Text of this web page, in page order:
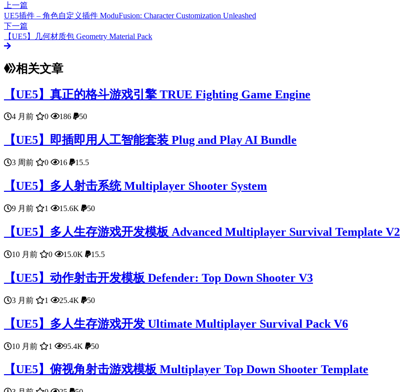
上一篇
UE5插件 – 角色自定义插件 ModuFusion: Character Customization Unleashed
下一篇
【UE5】几何材质包 Geometry Material Pack
相关文章
【UE5】真正的格斗游戏引擎 TRUE Fighting Game Engine
4 月前 0 186 50
【UE5】即插即用人工智能套装 Plug and Play AI Bundle
3 周前 0 16 15.5
【UE5】多人射击系统 Multiplayer Shooter System
9 月前 1 15.6K 50
【UE5】多人生存游戏开发模板 Advanced Multiplayer Survival Template V2
10 月前 0 15.0K 15.5
【UE5】动作射击开发模板 Defender: Top Down Shooter V3
3 月前 1 25.4K 50
【UE5】多人生存游戏开发 Ultimate Multiplayer Survival Pack V6
10 月前 1 95.4K 50
【UE5】俯视角射击游戏模板 Multiplayer Top Down Shooter Template